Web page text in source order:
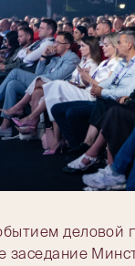
деловой
заседание